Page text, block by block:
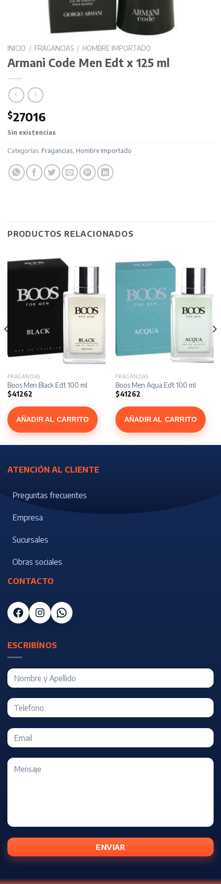
INICIO / FRAGANCIAS / HOMBRE IMPORTADO
Armani Code Men Edt x 125 ml
$27016
Sin existencias
Categorías: Fragancias, Hombre Importado
PRODUCTOS RELACIONADOS
FRAGANCIAS
Boos Men Black Edt 100 ml
$41262
AÑADIR AL CARRITO
FRAGANCIAS
Boos Men Aqua Edt 100 ml
$41262
AÑADIR AL CARRITO
ATENCIÓN AL CLIENTE
Preguntas frecuentes
Empresa
Sucursales
Obras sociales
CONTACTO
Facebook
Instagram
WhatsApp
ESCRIBÍNOS